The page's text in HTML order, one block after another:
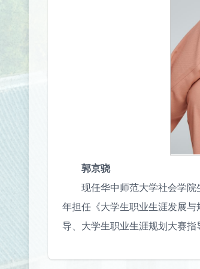
郭京骁
现任华中师范大学社会学
年担任《大学生职业生涯发展与
导、大学生职业生涯规划大赛指